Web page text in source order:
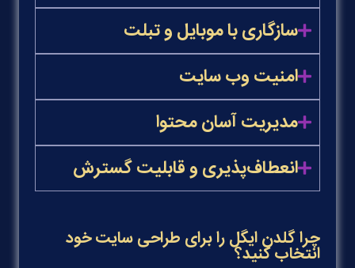
سازگاری با موبایل و تبلت
امنیت وب سایت
مدیریت آسان محتوا
انعطاف‌پذیری و قابلیت گسترش
چرا گلدن ایگل را برای طراحی سایت خود
انتخاب کنید؟